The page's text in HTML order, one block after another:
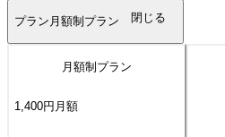
プラン 月額制プラン 閉じる
月額制プラン
1,400円 月額